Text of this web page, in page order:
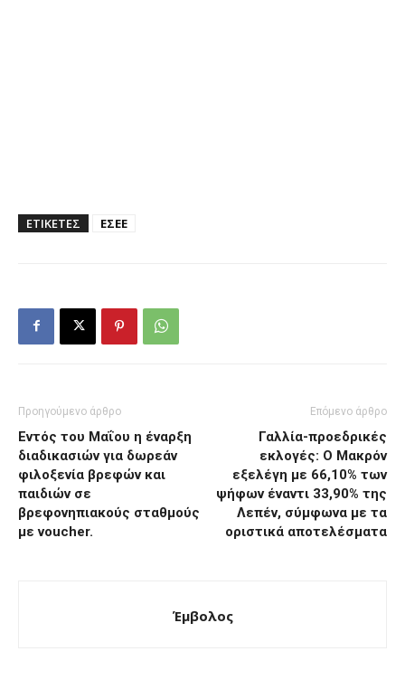
ΕΤΙΚΕΤΕΣ ΕΣΕΕ
Προηγούμενο άρθρο
Εντός του Μαΐου η έναρξη
διαδικασιών για δωρεάν
φιλοξενία βρεφών και
παιδιών σε
βρεφονηπιακούς σταθμούς
με voucher.
Επόμενο άρθρο
Γαλλία-προεδρικές
εκλογές: Ο Μακρόν
εξελέγη με 66,10% των
ψήφων έναντι 33,90% της
Λεπέν, σύμφωνα με τα
οριστικά αποτελέσματα
Έμβολος